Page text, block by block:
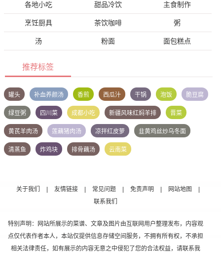
各地小吃 甜品冷饮 主食制作
烹饪厨具 茶饮咖啡 粥
汤 粉面 面包糕点
推荐标签
罐头 补血养颜汤 香煎 西瓜汁 干锅 泡饭 脆豆腐
绿豆粥 四川菜 成都小吃 新疆风味红焖羊排 晋菜
黄芪羊肉汤 莲藕猪肉汤 凉拌红皮萝 韭黄鸡丝炒乌冬面
清蒸鱼 炸鸡块 排骨藕汤 云南菜
关于我们 友情链接 常见问题 免责声明 网站地图
联系我们
特别声明：网站所展示的菜谱、文章及图片由互联网用户整理发布，内容观
点仅代表作者本人，本站仅提供信息存储空间服务，不拥有所有权，不承担
相关法律责任，如有展示的内容无意之中侵犯了您的合法权益，请联系我